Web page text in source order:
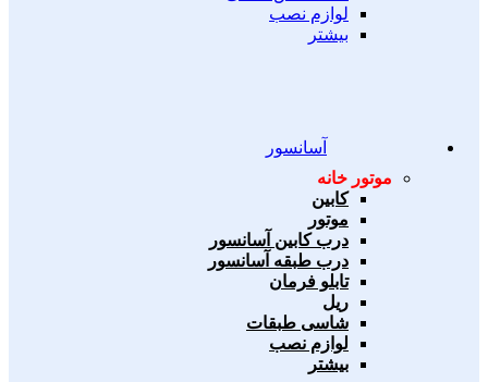
لوازم نصب
بیشتر
آسانسور
موتور خانه
کابین
موتور
درب کابین آسانسور
درب طبقه آسانسور
تابلو فرمان
ریل
شاسی طبقات
لوازم نصب
بیشتر